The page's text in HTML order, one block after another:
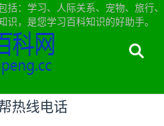
括：学习、人际关系、宠物、旅行、
识，是您学习百科知识的好助手。
生活
热线电话